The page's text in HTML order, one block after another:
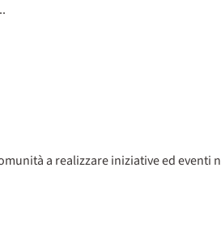
a realizzare iniziative ed eventi